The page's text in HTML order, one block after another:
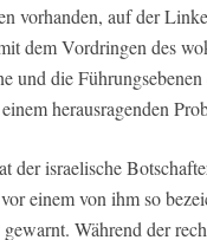
vorhanden, auf der
dem Vordringen des
und die
herausragenden
der israelische
einem von ihm so
Während der